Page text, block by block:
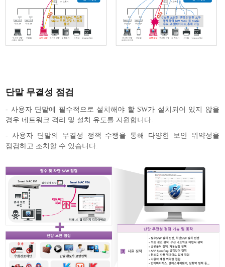
단말 무결성 점검
- 사용자 단말에 필수적으로 설치해야 할 SW가 설치되어 있지 않을
경우 네트워크 격리 및 설치 유도를 지원합니다.
- 사용자 단말의 무결성 정책 수행을 통해 다양한 보안 위약성을
점검하고 조치할 수 있습니다.